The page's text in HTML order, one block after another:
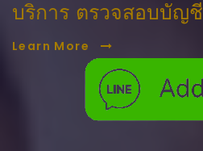
บริการ ตรวจสอบบัญชี
Learn More